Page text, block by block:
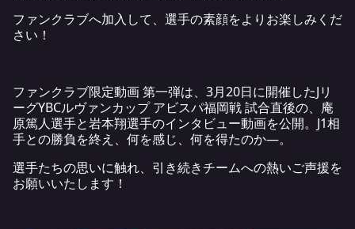
ファンクラブへ加入して、選手の素顔をよりお楽しみくだ
さい！
ファンクラブ限定動画 第一弾は、3月20日に開催したJリ
ーグYBCルヴァンカップ アビスパ福岡戦 試合直後の、庵
原篤人選手と岩本翔選手のインタビュー動画を公開。J1相
手との勝負を終え、何を感じ、何を得たのか—。
選手たちの思いに触れ、引き続きチームへの熱いご声援を
お願いいたします！